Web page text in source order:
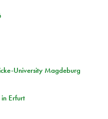
University Magdeburg
Erfurt